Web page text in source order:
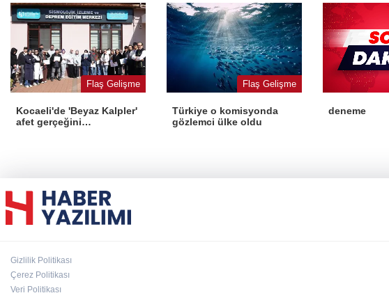
Flaş Gelişme
Kocaeli'de 'Beyaz Kalpler'
afet gerçeğini
Flaş Gelişme
Türkiye o komisyonda
gözlemci ülke oldu
deneme
Gizlilik Politikası
Çerez Politikası
Veri Politikası